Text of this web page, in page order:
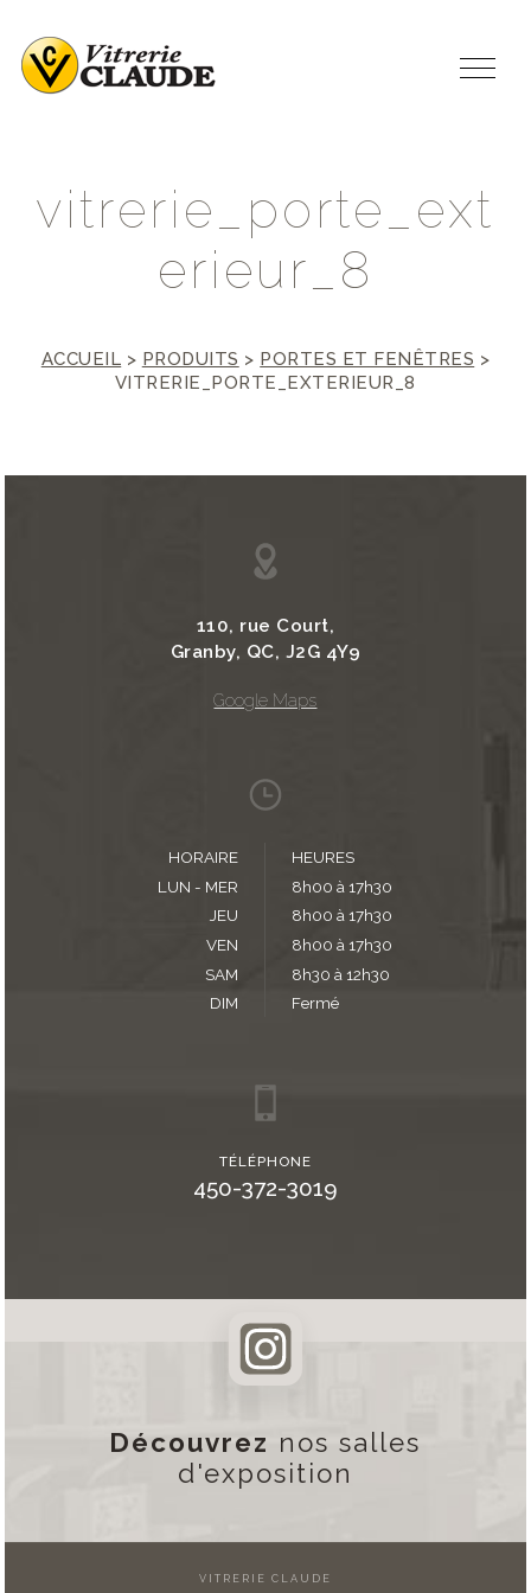
vitrerie porte ext
erieur 8
ACCUEIL > PRODUITS > PORTES ET FENÊTRES >
VITRERIE_PORTE_EXTERIEUR_8
110, rue Court,
Granby, QC, J2G 4Y9
Google Maps
HORAIRE
HEURES
LUN - MER
8h00 à 17h30
JEU
8h00 à 17h30
VEN
8h00 à 17h30
SAM
8h30 à 12h30
DIM
Fermé
TÉLÉPHONE
450-372-3019
Découvrez nos salles
d'exposition
VITRERIE CLAUDE